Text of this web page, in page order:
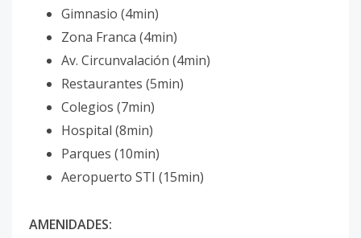
Gimnasio (4min)
Zona Franca (4min)
Av. Circunvalación (4min)
Restaurantes (5min)
Colegios (7min)
Hospital (8min)
Parques (10min)
Aeropuerto STI (15min)
AMENIDADES: